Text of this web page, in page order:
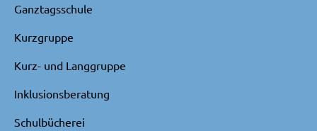
Ganztagsschule
Kurzgruppe
Kurz- und Langgruppe
Inklusionsberatung
Schulbücherei